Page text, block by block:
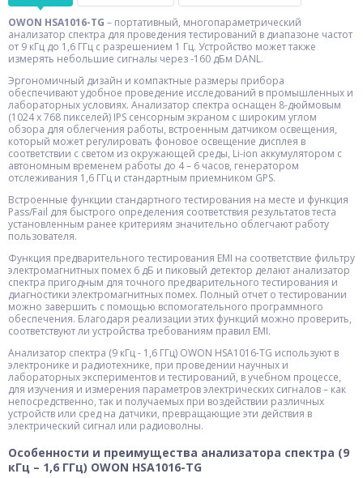
OWON HSA1016-TG – портативный, многопараметрический
анализатор спектра для проведения тестирований в диапазоне частот
от 9 кГц до 1,6 ГГц с разрешением 1 Гц. Устройство может также
измерять небольшие сигналы через -160 дБм DANL.
Эргономичный дизайн и компактные размеры прибора
обеспечивают удобное проведение исследований в промышленных и
лабораторных условиях. Анализатор спектра оснащен 8-дюймовым
(1024 х 768 пикселей) IPS сенсорным экраном с широким углом
обзора для облегчения работы, встроенным датчиком освещения,
который может регулировать фоновое освещение дисплея в
соответствии с светом из окружающей среды, Li-ion аккумулятором с
автономным временем работы до 4 – 6 часов, генератором
отслеживания 1,6 ГГц и стандартным приемником GPS.
Встроенные функции стандартного тестирования на месте и функция
Pass/Fail для быстрого определения соответствия результатов теста
установленным ранее критериям значительно облегчают работу
пользователя.
Функция предварительного тестирования EMI на соответствие фильтру
электромагнитных помех 6 дБ и пиковый детектор делают анализатор
спектра пригодным для точного предварительного тестирования и
диагностики электромагнитных помех. Полный отчет о тестировании
можно завершить с помощью вспомогательного программного
обеспечения. Благодаря реализации этих функций можно проверить,
соответствуют ли устройства требованиям правил EMI.
Анализатор спектра (9 кГц - 1,6 ГГц) OWON HSA1016-TG используют в
электронике и радиотехнике, при проведении научных и
лабораторных экспериментов и тестирований, в учебном процессе,
для изучения и измерения параметров электрических сигналов – как
непосредственно, так и получаемых при воздействии различных
устройств или сред на датчики, превращающие эти действия в
электрический сигнал или радиоволны.
Особенности и преимущества анализатора спектра (9
кГц – 1,6 ГГц) OWON HSA1016-TG